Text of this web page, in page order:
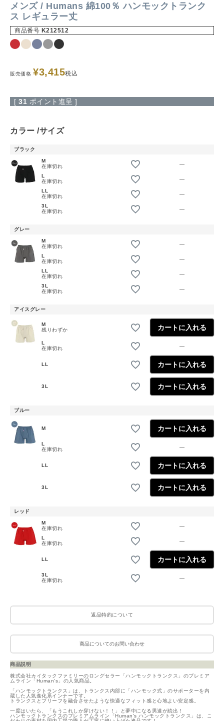
メンズ / Humans 綿100％ ハンモックトランク
ス レギュラー丈
商品番号 K212512
販売価格 ¥3,415税込
[ 31 ポイント進呈 ]
カラー サイズ
ブラック
M
在庫切れ
—
L
在庫切れ
—
LL
在庫切れ
—
3L
在庫切れ
—
グレー
M
在庫切れ
—
L
在庫切れ
—
LL
在庫切れ
—
3L
在庫切れ
—
アイスグレー
M
残りわずか
カートに入れる
L
在庫切れ
—
LL カートに入れる
3L カートに入れる
ブルー
M カートに入れる
L
在庫切れ
—
LL カートに入れる
3L カートに入れる
レッド
M
在庫切れ
—
L
在庫切れ
—
LL カートに入れる
3L
在庫切れ
—
返品特約について
商品についてのお問い合わせ
商品説明
株式会社カイタックファミリーのロングセラー「ハンモックトランクス」のプレミア
ムライン「Human's」の人気商品。
「ハンモックトランクス」は、トランクス内部に「ハンモック式」のサポーターを内
蔵した人気進化系インナーです。
トランクスとブリーフを融合させたような快適なフィット感と心地よい安定感。
一度はいたら、「もうこれしか穿けない！！」と夢中になる男達が続出！
ハンモックトランクスのプレミアムライン「Human's ハンモックトランクス」は、こ